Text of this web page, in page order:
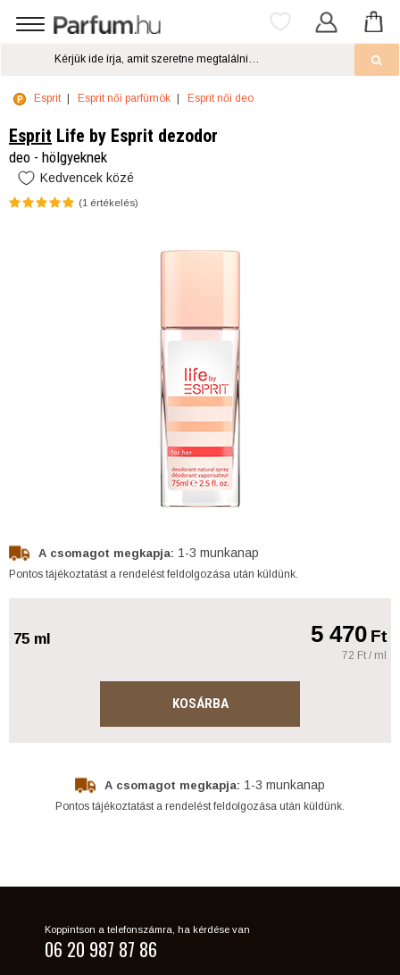
Esprit Esprit női parfümök Esprit női deo
Esprit Life by Esprit dezodor
deo - hölgyeknek
Kedvencek közé
(1 értékelés)
A csomagot megkapja: 1-3 munkanap
Pontos tájékoztatást a rendelést feldolgozása után küldünk.
75 ml 5 470Ft
72 Ft / ml
KOSÁRBA
A csomagot megkapja: 1-3 munkanap
Pontos tájékoztatást a rendelést feldolgozása után küldünk.
Koppintson a telefonszámra, ha kérdése van
06 20 987 87 86